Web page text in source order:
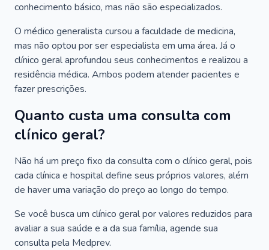
conhecimento básico, mas não são especializados.
O médico generalista cursou a faculdade de medicina,
mas não optou por ser especialista em uma área. Já o
clínico geral aprofundou seus conhecimentos e realizou a
residência médica. Ambos podem atender pacientes e
fazer prescrições.
Quanto custa uma consulta com
clínico geral?
Não há um preço fixo da consulta com o clínico geral, pois
cada clínica e hospital define seus próprios valores, além
de haver uma variação do preço ao longo do tempo.
Se você busca um clínico geral por valores reduzidos para
avaliar a sua saúde e a da sua família, agende sua
consulta pela Medprev.